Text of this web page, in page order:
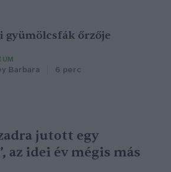
gyümölcsfák őrzője
Barbara 6 perc
jutott egy
az idei év mégis más